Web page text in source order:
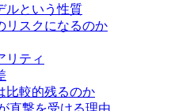
ルという性質
リスクになるのか
リティ
比較的残るのか
直撃を受ける理由